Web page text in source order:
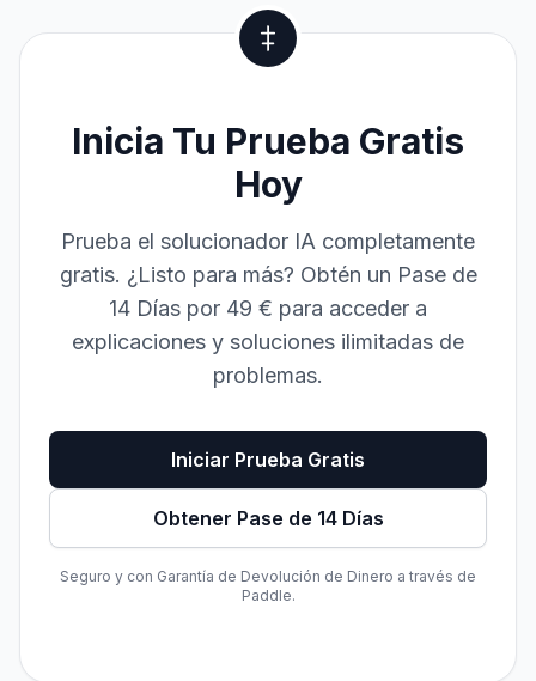
Inicia Tu Prueba Gratis
Hoy
Prueba el solucionador IA completamente
gratis. ¿Listo para más? Obtén un Pase de
14 Días por 49 € para acceder a
explicaciones y soluciones ilimitadas de
problemas.
Iniciar Prueba Gratis
Obtener Pase de 14 Días
Seguro y con Garantía de Devolución de Dinero a través de
Paddle.